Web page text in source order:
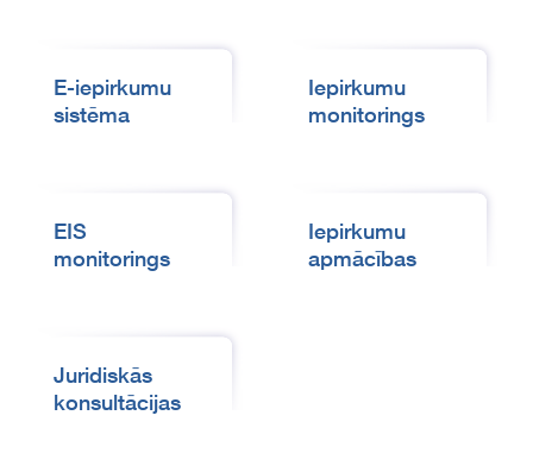
E-iepirkumu
sistēma
Iepirkumu
monitorings
EIS
monitorings
Iepirkumu
apmācības
Juridiskās
konsultācijas